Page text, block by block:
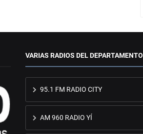
VARIAS RADIOS DEL DEPARTAMENTO
95.1 FM RADIO CITY
AM 960 RADIO YÍ